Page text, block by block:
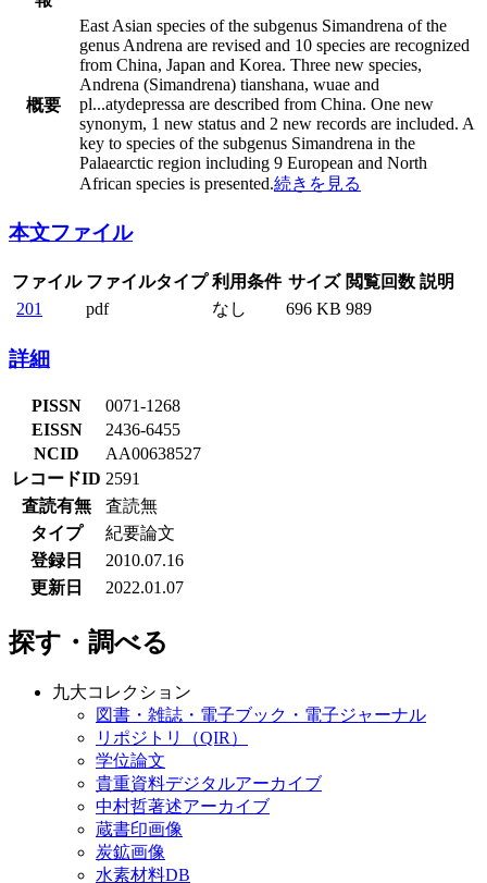
概要
East Asian species of the subgenus Simandrena of the
genus Andrena are revised and 10 species are recognized
from China, Japan and Korea. Three new species,
Andrena (Simandrena) tianshana, wuae and
pl...atydepressa are described from China. One new
synonym, 1 new status and 2 new records are included. A
key to species of the subgenus Simandrena in the
Palaearctic region including 9 European and North
African species is presented.続きを見る
本文ファイル
ファイル ファイルタイプ 利用条件 サイズ 閲覧回数 説明
201
pdf なし 696 KB 989
詳細
PISSN
0071-1268
EISSN
2436-6455
NCID
AA00638527
レコードID 2591
査読有無
査読無
タイプ
紀要論文
登録日
2010.07.16
更新日
2022.01.07
探す・調べる
九大コレクション
図書・雑誌・電子ブック・電子ジャーナル
リポジトリ（QIR）
学位論文
貴重資料デジタルアーカイブ
中村哲著述アーカイブ
蔵書印画像
炭鉱画像
水素材料DB